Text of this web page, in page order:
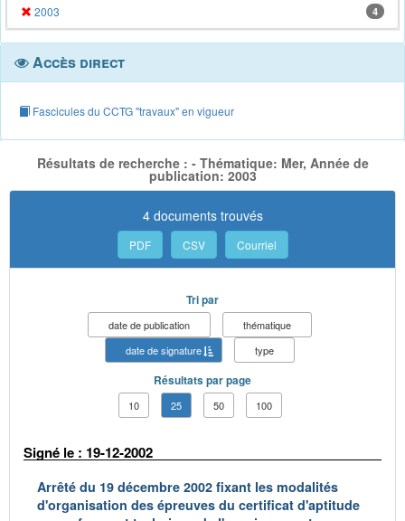
2003 4
Accès direct
Fascicules du CCTG "travaux" en vigueur
Résultats de recherche : - Thématique: Mer, Année de
publication: 2003
4 documents trouvés
PDF CSV Courriel
Tri par
date de publication
thématique
date de signature
type
Résultats par page
10 25 50 100
Signé le : 19-12-2002
Arrêté du 19 décembre 2002 fixant les modalités
d'organisation des épreuves du certificat d'aptitude